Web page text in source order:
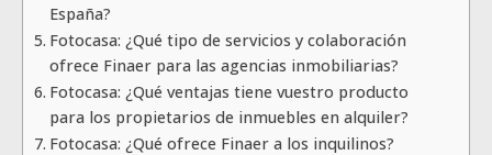
España?
Fotocasa: ¿Qué tipo de servicios y colaboración
ofrece Finaer para las agencias inmobiliarias?
Fotocasa: ¿Qué ventajas tiene vuestro producto
para los propietarios de inmuebles en alquiler?
Fotocasa: ¿Qué ofrece Finaer a los inquilinos?